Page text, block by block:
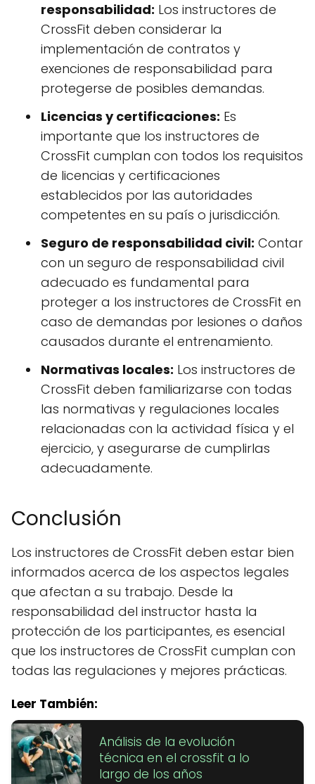
responsabilidad: Los instructores de
CrossFit deben considerar la
implementación de contratos y
exenciones de responsabilidad para
protegerse de posibles demandas.
Licencias y certificaciones: Es
importante que los instructores de
CrossFit cumplan con todos los requisitos
de licencias y certificaciones
establecidos por las autoridades
competentes en su país o jurisdicción.
Seguro de responsabilidad civil: Contar
con un seguro de responsabilidad civil
adecuado es fundamental para
proteger a los instructores de CrossFit en
caso de demandas por lesiones o daños
causados durante el entrenamiento.
Normativas locales: Los instructores de
CrossFit deben familiarizarse con todas
las normativas y regulaciones locales
relacionadas con la actividad física y el
ejercicio, y asegurarse de cumplirlas
adecuadamente.
Conclusión
Los instructores de CrossFit deben estar bien
informados acerca de los aspectos legales
que afectan a su trabajo. Desde la
responsabilidad del instructor hasta la
protección de los participantes, es esencial
que los instructores de CrossFit cumplan con
todas las regulaciones y mejores prácticas.
Leer También:
Análisis de la evolución
técnica en el crossfit a lo
largo de los años